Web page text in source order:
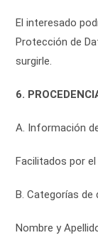
El interesado
Protección de
surgirle.
6.
A. Información
Facilitados por
B. Categorías
Nombre y